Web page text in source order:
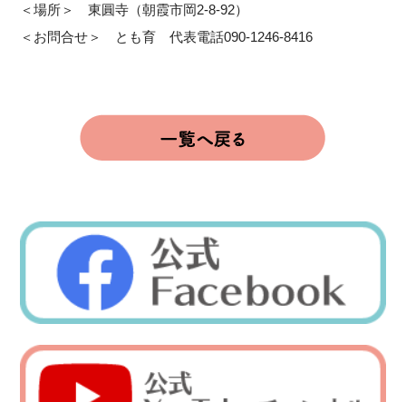
＜場所＞ 東圓寺（朝霞市岡2-8-92）
＜お問合せ＞ とも育 代表電話090-1246-8416